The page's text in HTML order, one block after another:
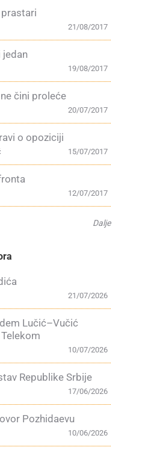
21/08/2017
jedan
19/08/2017
čini proleće
20/07/2017
o opoziciji
15/07/2017
12/07/2017
Dalje
21/07/2026
Lučić–Vučić
10/07/2026
Republike Srbije
17/06/2026
Pozhidaevu
10/06/2026